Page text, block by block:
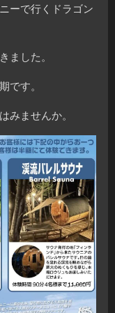
ーで行くドラゴン
ました。
です。
みませんか。